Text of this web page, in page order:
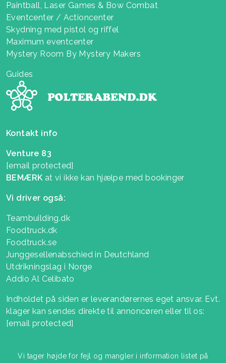
Paintball, Laser Games & Bow Combat
Eventcenter / Actioncenter
Skydning med pistol og riffel
Maximum eventcenter
Mystery Room By Mystery Makers
Guides
Kontakt info
Venture 83
[email protected]
BEMÆRK at vi ikke kan hjælpe med bookinger
Vi driver også:
Teambuilding.dk
Foodtruck.dk
Foodtruck.se
Junggesellenabschied in Deutchland
Utdrikningslag i Norge
Addio Al Celibato
Indholdet på siden er leverandørernes eget ansvar. Evt.
klager kan sendes direkte til annoncøren eller til os:
[email protected]
Vi tager højde for fejl og mangler i information listet på